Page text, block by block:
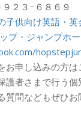
３−６８６９
子供向け英語・英
・ジャンプホー
お申し込みの方
護者さまで行う個
質問などもぜひお